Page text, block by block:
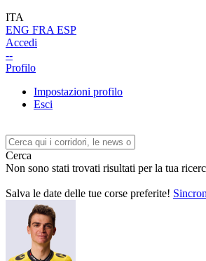
ITA
ENG FRA ESP
Accedi
--
Profilo
Impostazioni profilo
Esci
Cerca
Non sono stati trovati risultati per la tua
Salva le date delle tue corse preferite!